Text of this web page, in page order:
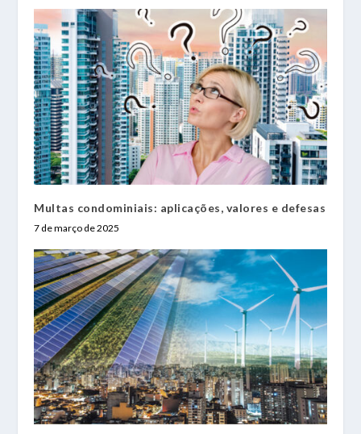
Multas condominiais: aplicações, valores e defesas
7 de março de 2025